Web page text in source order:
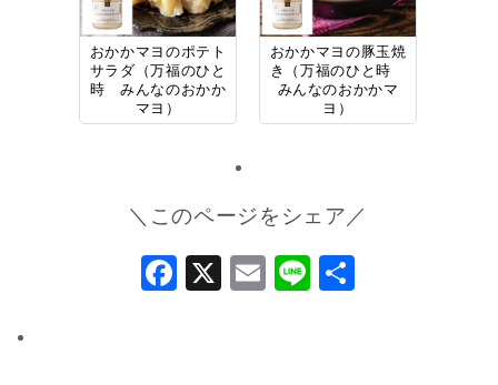
おかかマヨのポテト
サラダ（万福のひと
時 みんなのおかか
マヨ）
おかかマヨの豚玉焼
き（万福のひと時
みんなのおかかマ
ヨ）
＼このページをシェア／
Facebook
X Email
Line